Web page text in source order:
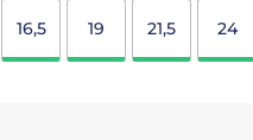
16,5 19 21,5 24